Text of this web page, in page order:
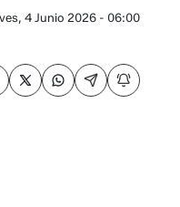
4 Junio 2026 - 06:00